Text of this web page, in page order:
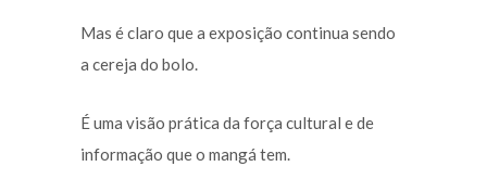
Mas é claro que a exposição continua sendo
a cereja do bolo.
É uma visão prática da força cultural e de
informação que o mangá tem.